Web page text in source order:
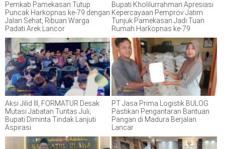
Pemkab Pamekasan Tutup
Puncak Harkopnas ke-79 dengan
Jalan Sehat, Ribuan Warga
Padati Arek Lancor
Bupati Kholilurrahman Apresiasi
Kepercayaan Pemprov Jatim
Tunjuk Pamekasan Jadi Tuan
Rumah Harkopnas ke-79
Aksi Jilid III, FORMATUR Desak
Mutasi Jabatan Tuntas Juli;
Bupati Diminta Tindak Lanjuti
Aspirasi
PT Jasa Prima Logistik BULOG
Pastikan Pengantaran Bantuan
Pangan di Madura Berjalan
Lancar